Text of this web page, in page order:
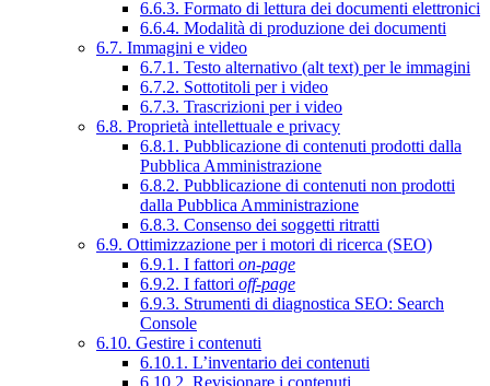
6.6.3. Formato di lettura dei documenti elettronici
6.6.4. Modalità di produzione dei documenti
6.7. Immagini e video
6.7.1. Testo alternativo (alt text) per le immagini
6.7.2. Sottotitoli per i video
6.7.3. Trascrizioni per i video
6.8. Proprietà intellettuale e privacy
6.8.1. Pubblicazione di contenuti prodotti dalla
Pubblica Amministrazione
6.8.2. Pubblicazione di contenuti non prodotti
dalla Pubblica Amministrazione
6.8.3. Consenso dei soggetti ritratti
6.9. Ottimizzazione per i motori di ricerca (SEO)
6.9.1. I fattori on-page
6.9.2. I fattori off-page
6.9.3. Strumenti di diagnostica SEO: Search
Console
6.10. Gestire i contenuti
6.10.1. L’inventario dei contenuti
6.10.2. Revisionare i contenuti